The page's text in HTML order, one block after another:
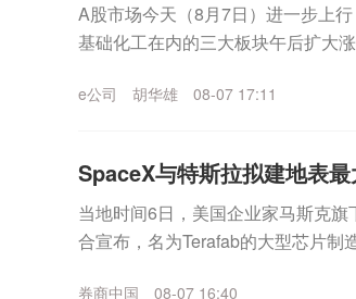
A股市场今天（8月7日）进一步上
基础化工在内的三大板块午后扩大
e公司 胡华雄 08-07 17:11
SpaceX与特斯拉拟建地表
当地时间6日，美国企业家马斯克
合宣布，名为Terafab的大型芯片制
券商中国 08-07 16:40